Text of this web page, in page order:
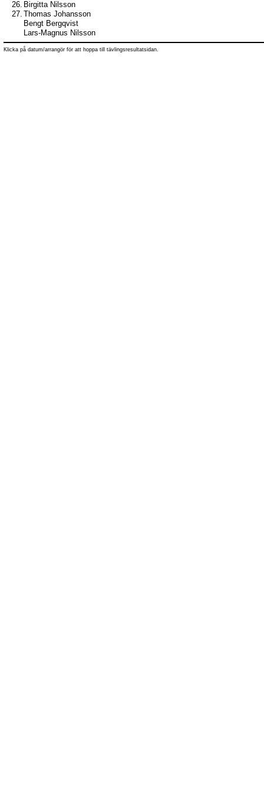
26. Birgitta Nilsson
27.
Thomas Johansson
Bengt Bergqvist
Lars-Magnus Nilsson
Klicka på datum/arrangör för att hoppa till tävlingsresultatsidan.